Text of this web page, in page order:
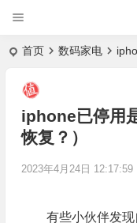
首页 数码家电
iphone已停用
恢复？）
2023年4月24日 12:17:59
有些小伙伴发